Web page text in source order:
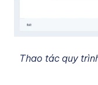
Thao tác quy